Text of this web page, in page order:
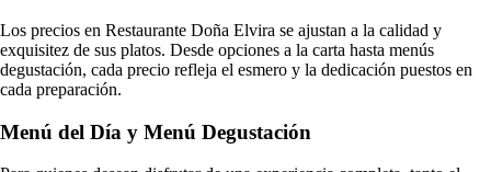
Los precios en Restaurante Doña Elvira se ajustan a la calidad y
exquisitez de sus platos. Desde opciones a la carta hasta menús
degustación, cada precio refleja el esmero y la dedicación puestos en
cada preparación.
Menú del Día y Menú Degustación